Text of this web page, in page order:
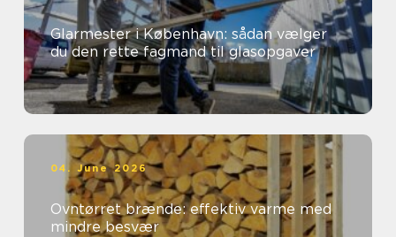
Glarmester i København: sådan vælger
du den rette fagmand til glasopgaver
04. June 2026
Ovntørret brænde: effektiv varme med
mindre besvær